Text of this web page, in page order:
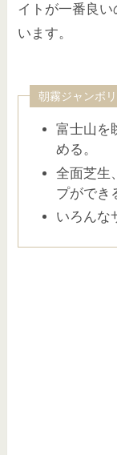
イトが一番良
います。
朝霧ジャンボ
富士山を
める。
全面芝生
プができ
いろんな